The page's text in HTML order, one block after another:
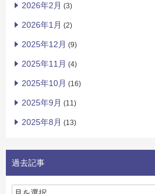
2026年2月 (3)
2026年1月 (2)
2025年12月 (9)
2025年11月 (4)
2025年10月 (16)
2025年9月 (11)
2025年8月 (13)
過去記事